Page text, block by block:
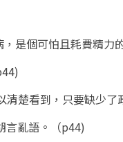
是個可怕且耗費精力
清楚看到，只要缺少
言亂語。（p44)